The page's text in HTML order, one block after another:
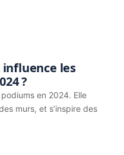
les
?
en 2024. Elle
murs, et s’inspire des